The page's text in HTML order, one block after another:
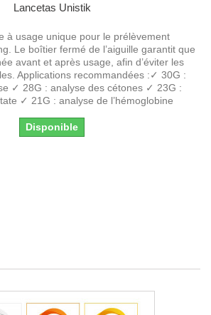
Lancetas Unistik
à usage unique pour le prélèvement
Le boîtier fermé de l’aiguille garantit que
avant et après usage, afin d’éviter les
Applications recommandées :✓ 30G :
✓ 28G : analyse des cétones ✓ 23G :
✓ 21G : analyse de l’hémoglobine
Disponible